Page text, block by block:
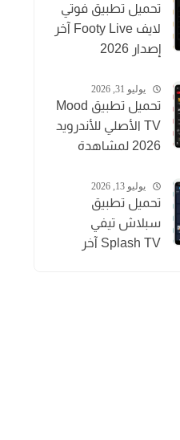
تحميل تطبيق فوتي
لايف Footy Live آخر
إصدار 2026
بث مباشر
يوليو 31, 2026
تحميل تطبيق Mood
TV الأصلي للأندرويد
2026 لمشاهدة
والأفلام
يوليو 13, 2026
تحميل تطبيق
سبلاش تيفي
Splash TV آخر